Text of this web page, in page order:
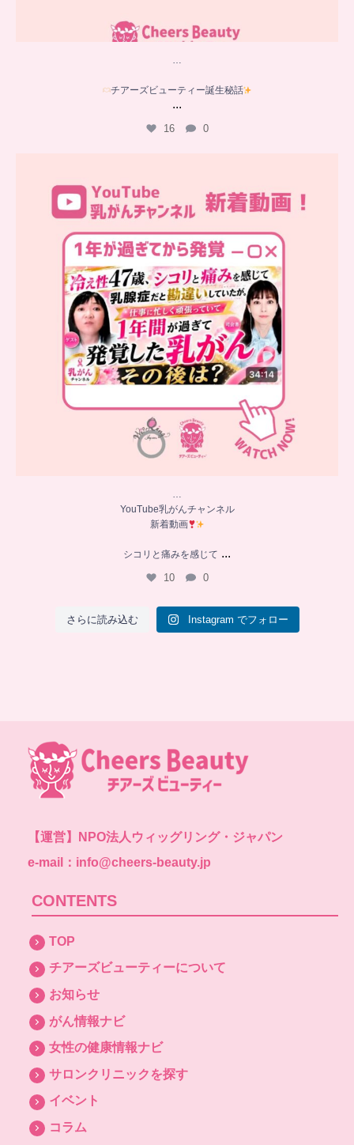
…
チアーズビューティー誕生秘話
...
16 0
新着動画
シコリと痛みを感じて
...
10
…
YouTube乳がんチャンネル
新着動画
シコリと痛みを感じて ...
10 0
さらに読み込む Instagram でフォロー
【運営】
NPO法人ウィッグリング・ジャパン
e-mail：info@cheers-beauty.jp
CONTENTS
TOP
チアーズビューティーについて
お知らせ
がん情報ナビ
女性の健康情報ナビ
サロンクリニックを探す
イベント
コラム